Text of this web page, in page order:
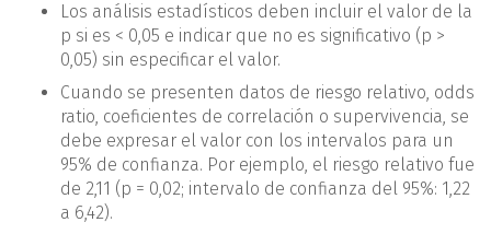
Los análisis estadísticos deben incluir el valor de la
p si es < 0,05 e indicar que no es significativo (p >
0,05) sin especificar el valor.
Cuando se presenten datos de riesgo relativo, odds
ratio, coeficientes de correlación o supervivencia, se
debe expresar el valor con los intervalos para un
95% de confianza. Por ejemplo, el riesgo relativo fue
de 2,11 (p = 0,02; intervalo de confianza del 95%: 1,22
a 6,42).